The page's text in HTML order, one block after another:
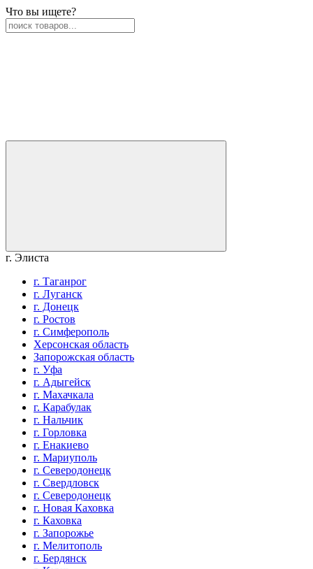
Что вы ищете?
г. Элиста
г. Таганрог
г. Луганск
г. Донецк
г. Ростов
г. Симферополь
Херсонская область
Запорожская область
г. Уфа
г. Адыгейск
г. Махачкала
г. Карабулак
г. Нальчик
г. Горловка
г. Енакиево
г. Мариуполь
г. Северодонецк
г. Свердловск
г. Северодонецк
г. Новая Каховка
г. Каховка
г. Запорожье
г. Мелитополь
г. Бердянск